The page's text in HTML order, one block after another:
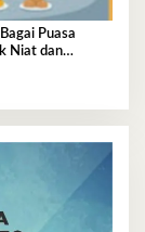
Puasa